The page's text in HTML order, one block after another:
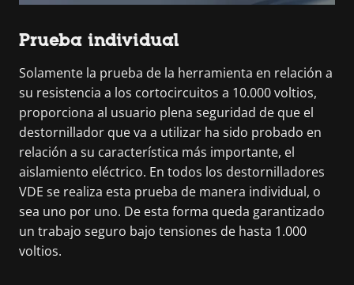
Prueba individual
Solamente la prueba de la herramienta en relación a
su resistencia a los cortocircuitos a 10.000 voltios,
proporciona al usuario plena seguridad de que el
destornillador que va a utilizar ha sido probado en
relación a su característica más importante, el
aislamiento eléctrico. En todos los destornilladores
VDE se realiza esta prueba de manera individual, o
sea uno por uno. De esta forma queda garantizado
un trabajo seguro bajo tensiones de hasta 1.000
voltios.